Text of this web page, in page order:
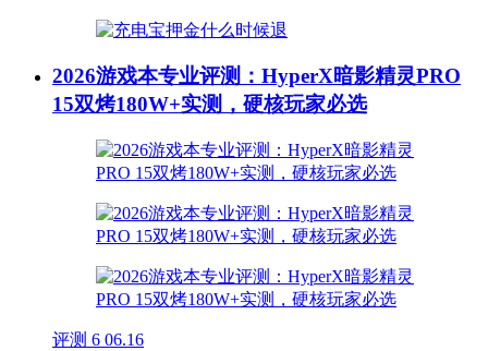
2026游戏本专业评测：HyperX暗影精灵PRO
15双烤180W+实测，硬核玩家必选
评测 6 06.16